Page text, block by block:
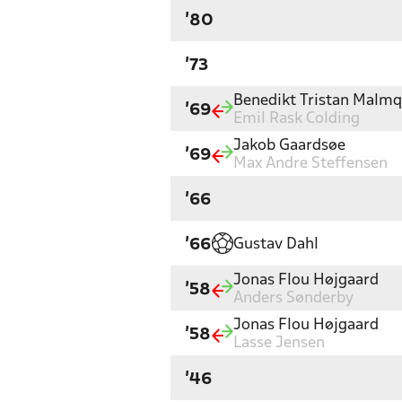
'80
'73
'69
Benedikt Tristan
Emil Rask Colding
'69
Jakob Gaardsøe
Max Andre Steffensen
'66
'66 Gustav Dahl
'58
Jonas Flou Højgaard
Anders Sønderby
'58
Jonas Flou Højgaard
Lasse Jensen
'46